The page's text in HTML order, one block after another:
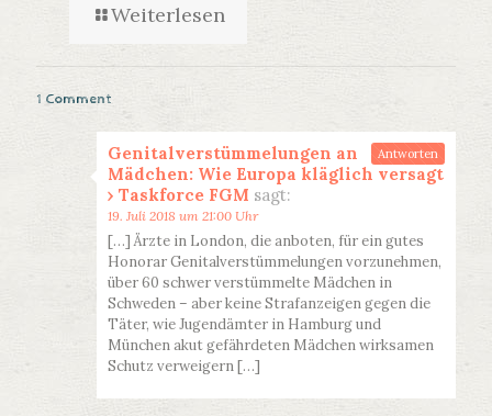
Weiterlesen
1 Comment
Genitalverstümmelungen an
Mädchen: Wie Europa kläglich versagt
› Taskforce FGM sagt:
19. Juli 2018 um 21:00 Uhr
[…] Ärzte in London, die anboten, für ein gutes
Honorar Genitalverstümmelungen vorzunehmen,
über 60 schwer verstümmelte Mädchen in
Schweden – aber keine Strafanzeigen gegen die
Täter, wie Jugendämter in Hamburg und
München akut gefährdeten Mädchen wirksamen
Schutz verweigern […]
Antworten